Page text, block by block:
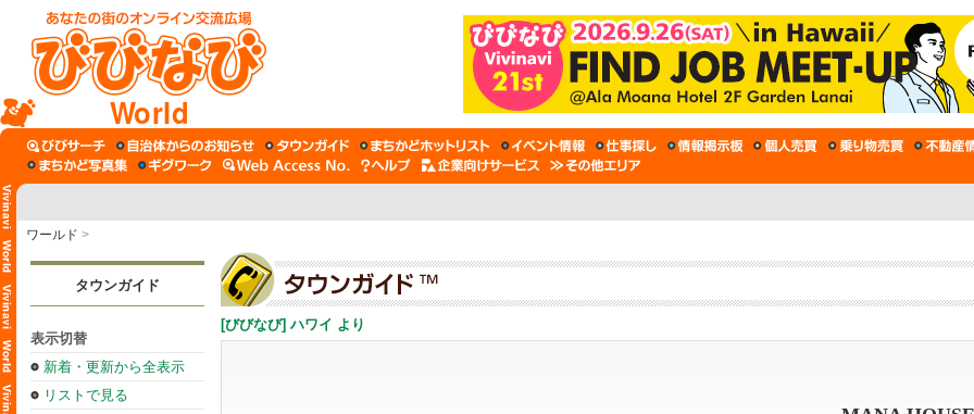
World
ワールド >
タウンガイド
表示切替
新着・更新から全表示
リストで見る
[びびなび] ハワイ より